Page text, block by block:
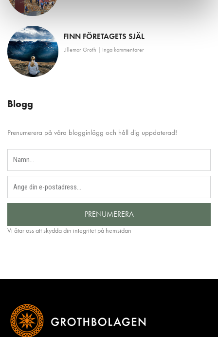
FINN FÖRETAGETS SJÄL
Lillemor Groth Inga kommentarer
Blogg
Prenumerera på våra blogginlägg och håll dig uppdaterad!
PRENUMERERA
Vi åtar oss att skydda din integritet på hemsidan